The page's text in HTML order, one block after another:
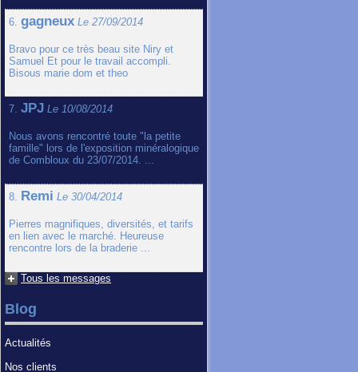
6. gagneux Le 27/09/2014
Bravo pour ce très beau site Niry et
Samuel Et pour le travail accompli.
Bisous marie dom et theo
7. JPJ Le 10/08/2014
Nous avons rencontré toute "la petite
famille" lors de l'exposition minéralogique
de Combloux du 23/07/2014. ...
8. Remi Le 30/04/2014
Pierres magnifiques, diversités, et tarifs
en lien avec le marché. Heureuse
rencontre lors de la braderie ...
Tous les messages
Blog
Actualités
Nos clients